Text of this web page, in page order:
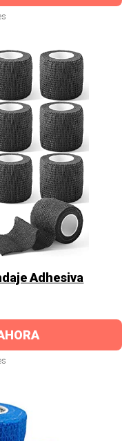
Adhesiva